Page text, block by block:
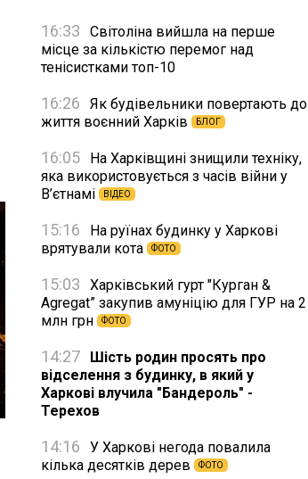
16:33
Світоліна вийшла на перше
місце за кількістю перемог над
тенісистками топ-10
16:26
Як будівельники повертають до
життя воєнний Харків
БЛОГ
16:05
На Харківщині знищили техніку,
яка використовується з часів війни у
В’єтнамі
ВІДЕО
15:16
На руїнах будинку у Харкові
врятували кота
ФОТО
15:03
Харківський гурт "Курган &
Agregat” закупив амуніцію для ГУР на 2
млн грн
ФОТО
14:27
Шість родин просять про
відселення з будинку, в який у
Харкові влучила "Бандероль" -
Терехов
14:16
У Харкові негода повалила
кілька десятків дерев
ФОТО